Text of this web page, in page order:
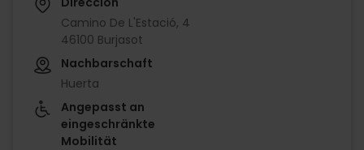
Camino De L'Estació, 4
46100 Burjasot
Nachbarschaft
Huerta
Angepasst an
eingeschränkte
Mobilität